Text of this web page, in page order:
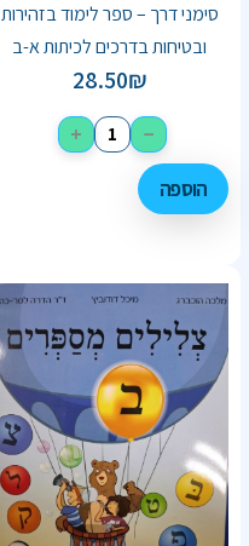
סימני דרך – ספר לימוד בזהירות
ובטיחות בדרכים לכיתות א-ב
28.50₪
−
+
הוספה